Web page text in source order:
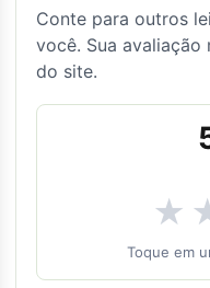
Conte para outros
você. Sua avaliação
do site.
★
Toque em